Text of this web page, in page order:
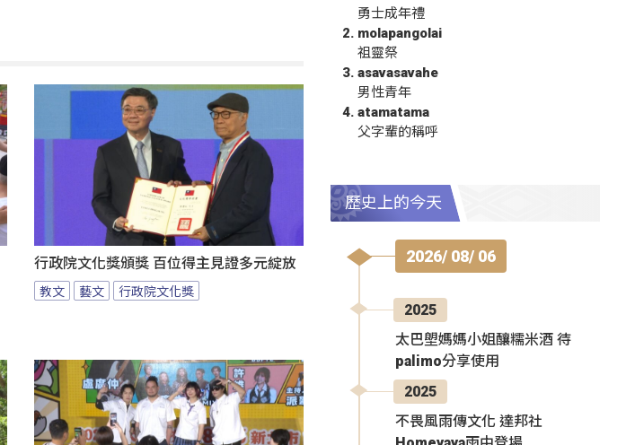
行政院文化獎頒獎 百位得主見證多元綻放
教文 藝文 行政院文化獎
勇士成年禮
molapangolai
祖靈祭
asavasavahe
男性青年
atamatama
父字輩的稱呼
歷史上的今天
2026/ 08/ 06
2025
太巴塱媽媽小姐釀糯米酒 待
palimo分享使用
2025
不畏風雨傳文化 達邦社